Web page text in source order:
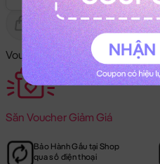
Gửi Tặng Hết
Voucher Mã Khuyến Mãi:
Săn Voucher Giảm Giá
Bảo Hành Gấu tại Shop
qua số điện thoại